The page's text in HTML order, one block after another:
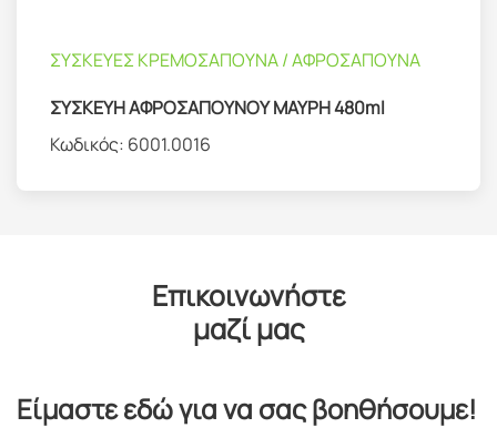
ΣΥΣΚΕΥΕΣ ΚΡΕΜΟΣΑΠΟΥΝΑ / ΑΦΡΟΣΑΠΟΥΝΑ
ΣΥΣΚΕΥΗ ΑΦΡΟΣΑΠΟΥΝΟΥ ΜΑΥΡΗ 480ml
Κωδικός: 6001.0016
Επικοινωνήστε
μαζί μας
Είμαστε εδώ για να σας βοηθήσουμε!